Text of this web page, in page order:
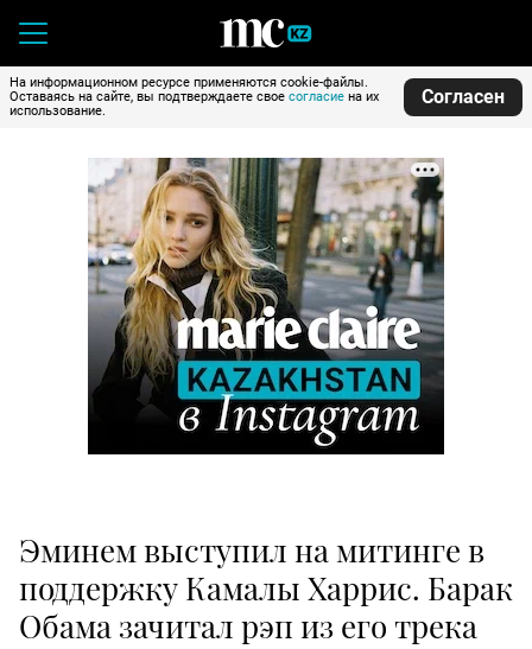
На информационном ресурсе применяются cookie-файлы.
Оставаясь на сайте, вы подтверждаете свое согласие на их
использование.
Согласен
Эминем выступил на митинге в
поддержку Камалы Харрис. Барак
Обама зачитал рэп из его трека